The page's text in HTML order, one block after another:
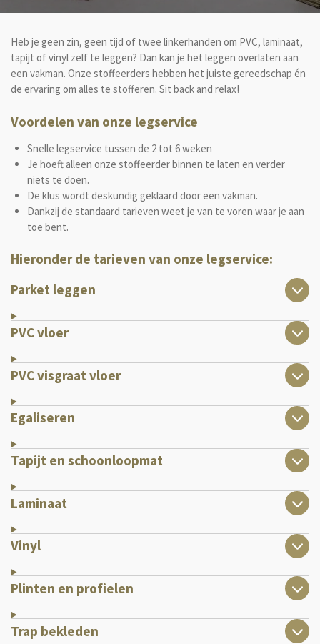
Heb je geen zin, geen tijd of twee linkerhanden om PVC, laminaat,
tapijt of vinyl zelf te leggen? Dan kan je het leggen overlaten aan
een vakman. Onze stoffeerders hebben het juiste gereedschap én
de ervaring om alles te stofferen. Sit back and relax!
Voordelen van onze legservice
Snelle legservice tussen de 2 tot 6 weken
Je hoeft alleen onze stoffeerder binnen te laten en verder
niets te doen.
De klus wordt deskundig geklaard door een vakman.
Dankzij de standaard tarieven weet je van te voren waar je aan
toe bent.
Hieronder de tarieven van onze legservice:
Parket leggen
PVC vloer
PVC visgraat vloer
Egaliseren
Tapijt en schoonloopmat
Laminaat
Vinyl
Plinten en profielen
Trap bekleden